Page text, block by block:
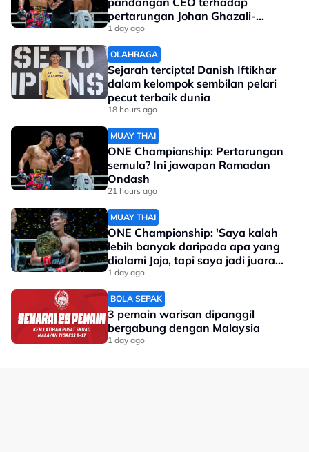
pertarungan Johan Ghazali-
Ramadan Ondash
1 day ago
OLAHRAGA
Sejarah tercipta! Danish Iftikhar
dalam kelompok sembilan pelari
pecut terbaik dunia
18 hours ago
MUAY THAI
ONE Championship: Pertarungan
semula? Ini jawapan Ramadan
Ondash
21 hours ago
MUAY THAI
ONE Championship: 'Saya kalah
lebih banyak daripada apa yang
dialami Jojo, tapi saya jadi juara
dunia'
1 day ago
BOLA SEPAK
3 pemain warisan dipanggil
bergabung dengan Malaysia
1 day ago